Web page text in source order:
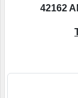
42162